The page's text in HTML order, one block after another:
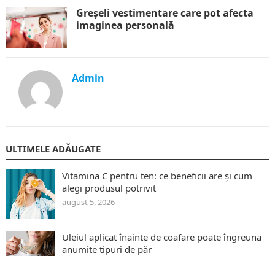
Greșeli vestimentare care pot afecta
imaginea personală
Admin
ULTIMELE ADĂUGATE
Vitamina C pentru ten: ce beneficii are și cum
alegi produsul potrivit
august 5, 2026
Uleiul aplicat înainte de coafare poate îngreuna
anumite tipuri de păr